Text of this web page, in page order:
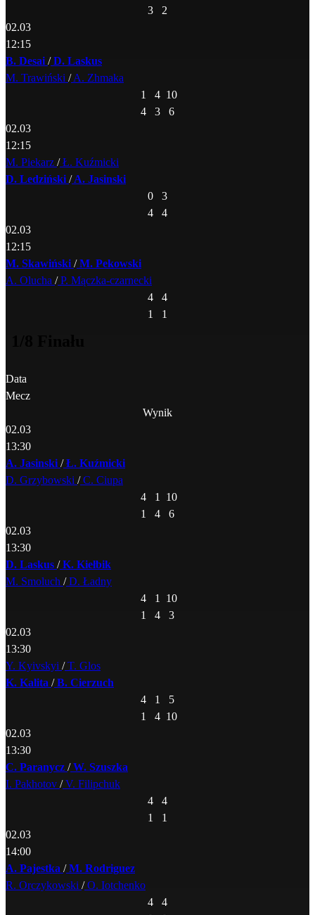
3
2
02.03
12:15
B. Desai /D. Laskus
M. Trawiński /A. Zhmaka
1
4 10
4
3
6
02.03
12:15
M. Piekarz /Ł. Kuźmicki
D. Ledziński /A. Jasinski
0
3
4
4
02.03
12:15
M. Skawiński /M. Pekowski
A. Olucha /P. Mączka-czarnecki
4
4
1
1
Data
Mecz
Wynik
02.03
13:30
A. Jasinski /Ł. Kuźmicki
D. Grzybowski /C. Ciupa
4
1
10
1
4
6
02.03
13:30
D. Laskus /K. Kiełbik
M. Smoluch /D. Ładny
4
1
10
1
4
3
02.03
13:30
Y. Kyivskyi /T. Glos
K. Kalita /B. Cierzuch
4
1
5
1
4 10
02.03
13:30
C. Paranycz /W. Szuszka
I. Pakhotov /V. Filipchuk
4
4
1
1
02.03
14:00
A. Pajestka /M. Rodriguez
R. Orczykowski /O. Iotchenko
4
4